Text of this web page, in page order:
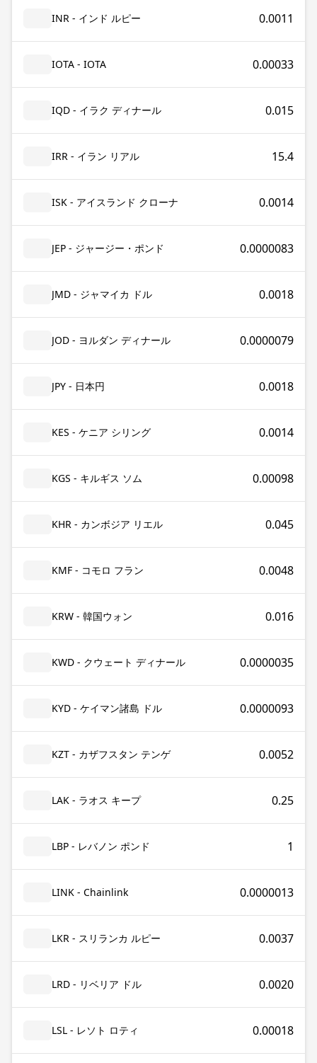
INR - インド ルピー 0.0011
IOTA - IOTA 0.00033
IQD - イラク ディナール 0.015
IRR - イラン リアル 15.4
ISK - アイスランド クローナ 0.0014
JEP - ジャージー・ポンド 0.0000083
JMD - ジャマイカ ドル 0.0018
JOD - ヨルダン ディナール 0.0000079
JPY - 日本円 0.0018
KES - ケニア シリング 0.0014
KGS - キルギス ソム 0.00098
KHR - カンボジア リエル 0.045
KMF - コモロ フラン 0.0048
KRW - 韓国ウォン 0.016
KWD - クウェート ディナール 0.0000035
KYD - ケイマン諸島 ドル 0.0000093
KZT - カザフスタン テンゲ 0.0052
LAK - ラオス キープ 0.25
LBP - レバノン ポンド 1
LINK - Chainlink 0.0000013
LKR - スリランカ ルピー 0.0037
LRD - リベリア ドル 0.0020
LSL - レソト ロティ 0.00018